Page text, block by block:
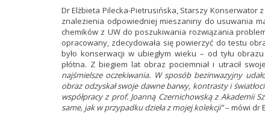
Dr Elżbieta Pilecka-Pietrusińska, Starszy Konserwator
znalezienia odpowiedniej mieszaniny do usuwania
chemików z UW do poszukiwania rozwiązania
opracowany, zdecydowała się powierzyć do testu
było konserwacji w ubiegłym wieku – od tyłu
płótna. Z biegiem lat obraz pociemniał i utracił
najśmielsze oczekiwania. W sposób bezinwazyjny
obraz odzyskał swoje dawne barwy, kontrasty i
współpracy z prof. Joanną Czernichowską z Akademii
same, jak w przypadku dzieła z mojej kolekcji”– mówi dr